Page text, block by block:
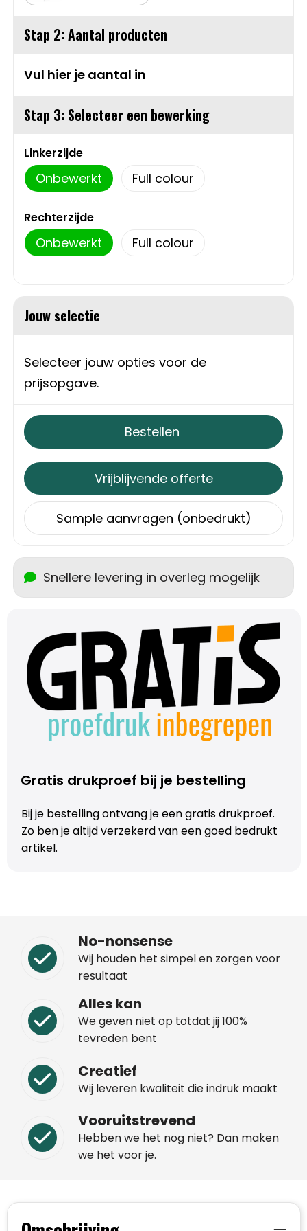
Schoenen
Gilets
Papieren tassen
Picknicktassen en manden
Reistassensets
Schoudertassen
Strandtassen
Toilettassen
Autotassen
Golftassen
Tablettassen
Trolleys
Aktetassen
Schoenentassen
Promotietassen
Goodiebags
Stap 2: Aantal producten
Vul hier je aantal in
Stap 3: Selecteer een bewerking
Linkerzijde
Onbewerkt Full colour
Rechterzijde
Onbewerkt Full colour
Jouw selectie
Selecteer jouw opties voor de
prijsopgave.
Bestellen
Vrijblijvende offerte
Sample aanvragen (onbedrukt)
Snellere levering in overleg mogelijk
Gratis drukproef bij je bestelling
Bij je bestelling ontvang je een gratis drukproef.
Zo ben je altijd verzekerd van een goed bedrukt
artikel.
No-nonsense
Wij houden het simpel en zorgen voor
resultaat
Alles kan
We geven niet op totdat jij 100%
tevreden bent
Creatief
Wij leveren kwaliteit die indruk maakt
Vooruitstrevend
Hebben we het nog niet? Dan maken
we het voor je.